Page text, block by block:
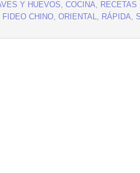
Y HUEVOS, COCINA, RECETAS
FIDEO CHINO, ORIENTAL, RÁPIDA,